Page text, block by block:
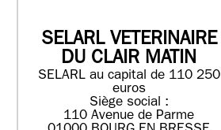
SELARL VETERINAIRE
DU CLAIR MATIN
SELARL au capital de 110 250
euros
Siège social :
110 Avenue de Parme